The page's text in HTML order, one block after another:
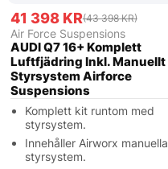
41 398 KR(43 398 KR)
Air Force Suspensions
AUDI Q7 16+ Komplett
Luftfjädring Inkl. Manuellt
Styrsystem Airforce
Suspensions
Komplett kit runtom med
styrsystem.
Innehåller Airworx manuella
styrsystem.